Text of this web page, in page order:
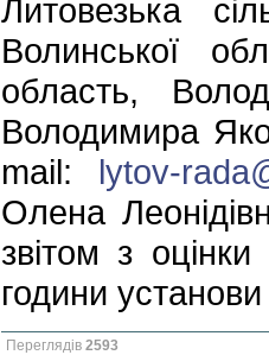
Литовезька
Волинської
область,
Володимира
mail: lytov-
Олена
звітом з
години
Переглядів 2593